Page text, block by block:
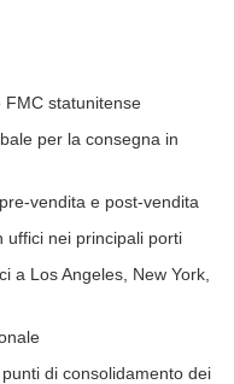
FMC statunitense
per la consegna in
vendita e post-vendita
uffici nei principali porti
a Los Angeles, New York,
di consolidamento dei